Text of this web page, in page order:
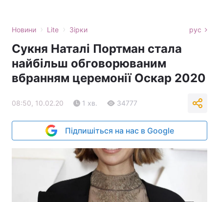
Новини › Lite › Зірки рус
Сукня Наталі Портман стала
найбільш обговорюваним
вбранням церемонії Оскар 2020
08:50, 10.02.20 1 хв. 34777
Підпишіться на нас в Google